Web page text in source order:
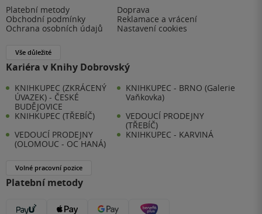
Platební metody
Doprava
Obchodní podmínky
Reklamace a vrácení
Ochrana osobních údajů
Nastavení cookies
Vše důležité
Kariéra v Knihy Dobrovský
KNIHKUPEC (ZKRÁCENÝ
ÚVAZEK) - ČESKÉ
BUDĚJOVICE
KNIHKUPEC - BRNO (Galerie
Vaňkovka)
KNIHKUPEC (TŘEBÍČ)
VEDOUCÍ PRODEJNY
(TŘEBÍČ)
VEDOUCÍ PRODEJNY
(OLOMOUC - OC HANÁ)
KNIHKUPEC - KARVINÁ
Volné pracovní pozice
Platební metody